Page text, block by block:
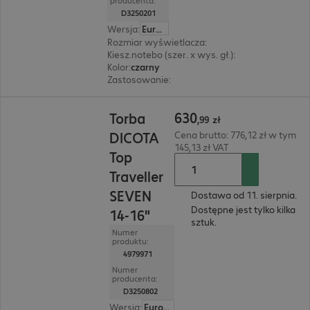
D3250201
Wersja:
Europa
Rozmiar wyświetlacza:
Kiesz.notebo (szer. x wys. gł.):
Kolor:czarny
Zastosowanie:
Torba
DICOTA
Top
Traveller
SEVEN
14-16"
Numer
produktu:
4979971
Numer
producenta:
D3250802
Wersja: Europa
630,99 zł
Cena brutto: 776,12 zł w tym
145,13 zł VAT
Dostawa od 11. sierpnia.
Dostępne jest tylko kilka
sztuk.